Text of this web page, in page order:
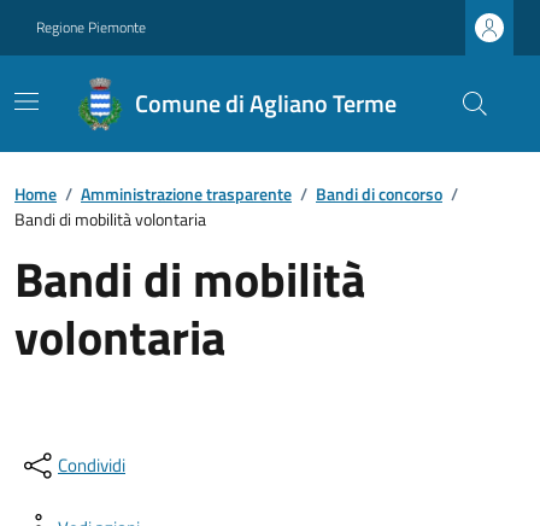
Regione Piemonte
Comune di Agliano Terme
Home / Amministrazione trasparente / Bandi di concorso /
Bandi di mobilità volontaria
Bandi di mobilità
volontaria
Condividi